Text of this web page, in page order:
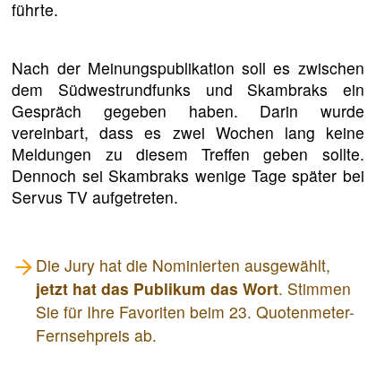
führte.
Nach der Meinungspublikation soll es zwischen
dem Südwestrundfunks und Skambraks ein
Gespräch gegeben haben. Darin wurde
vereinbart, dass es zwei Wochen lang keine
Meldungen zu diesem Treffen geben sollte.
Dennoch sei Skambraks wenige Tage später bei
Servus TV aufgetreten.
Die Jury hat die Nominierten ausgewählt,
jetzt hat das Publikum das Wort. Stimmen
Sie für Ihre Favoriten beim 23. Quotenmeter-
Fernsehpreis ab.